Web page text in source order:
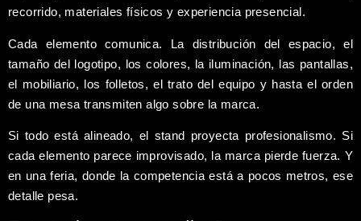
recorrido, materiales físicos y experiencia presencial.
Cada elemento comunica. La distribución del espacio, el
tamaño del logotipo, los colores, la iluminación, las pantallas,
el mobiliario, los folletos, el trato del equipo y hasta el orden
de una mesa transmiten algo sobre la marca.
Si todo está alineado, el stand proyecta profesionalismo. Si
cada elemento parece improvisado, la marca pierde fuerza. Y
en una feria, donde la competencia está a pocos metros, ese
detalle pesa.